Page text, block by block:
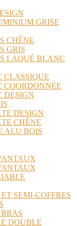
GRISE
CHÊNE
GRIS
LAQUÉ BLANC
CLASSIQUE
COORDONNÉE
DESIGN
DESIGN
CHÊNE
ALU BOIS
SEMI-COFFRES
DOUBLE